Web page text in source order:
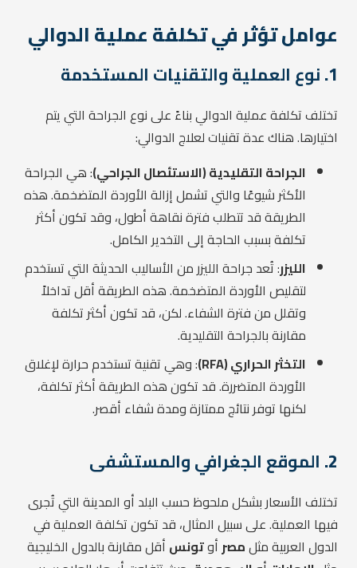
عوامل تؤثر في تكلفة عملية الدوالي
1. نوع العملية والتقنيات المستخدمة
تختلف تكلفة عملية الدوالي بناءً على نوع الجراحة التي يتم
اختيارها. هناك عدة تقنيات لعلاج الدوالي:
الجراحة التقليدية (الاستئصال الجراحي): هي الجراحة
الأكثر شيوعًا والتي تشمل إزالة الأوردة المتضخمة. هذه
الطريقة قد تتطلب فترة نقاهة أطول، وقد تكون أكثر
تكلفة بسبب الحاجة إلى التخدير الكامل.
الليزر: تُعد جراحة الليزر من الأساليب الحديثة التي تستخدم
لتقليص الأوردة المتضخمة. هذه الطريقة أقل تداخلاً
وتقلل من فترة الشفاء. لكن، قد تكون أكثر تكلفة
مقارنة بالجراحة التقليدية.
التخثر الحراري (RFA)
: وهي تقنية تستخدم حرارة لإغلاق
الأوردة المتضررة. قد تكون هذه الطريقة أكثر تكلفة،
لكنها توفر نتائج ممتازة ومدة شفاء أقصر.
2. الموقع الجغرافي والمستشفى
تختلف الأسعار بشكل ملحوظ حسب البلد أو المدينة التي تُجرى
فيها العملية. على سبيل المثال، قد تكون تكلفة العملية في
الدول العربية مثلمصرأوتونس أقل مقارنة بالدول الخليجية